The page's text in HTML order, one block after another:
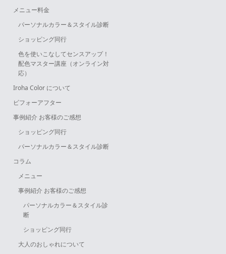
メニュー料金
パーソナルカラー＆スタイル診断
ショッピング同行
色を使いこなしてセンスアップ！
配色マスター講座（オンライン対
応）
Iroha Color について
ビフォーアフター
事例紹介 お客様のご感想
ショッピング同行
パーソナルカラー＆スタイル診断
コラム
メニュー
事例紹介 お客様のご感想
パーソナルカラー＆スタイル診
断
ショッピング同行
大人のおしゃれについて